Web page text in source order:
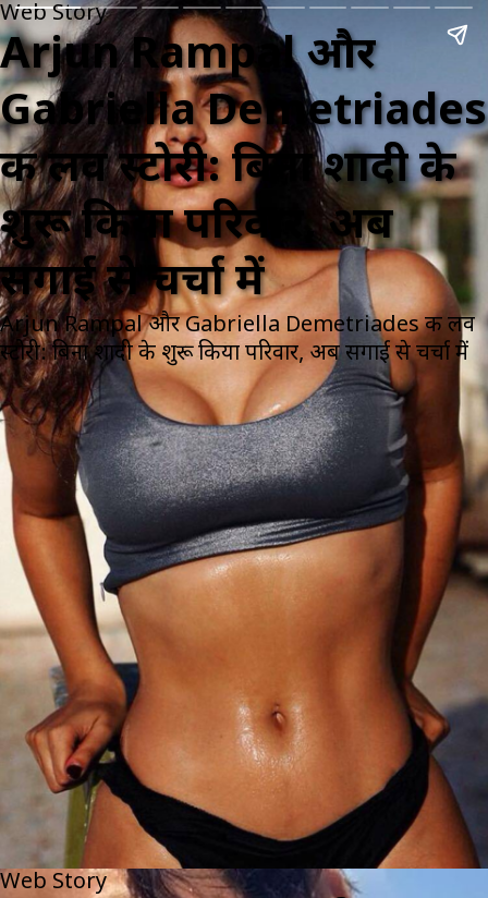
Web Story
Arjun Rampal और
Gabriella Demetriades
की लव स्टोरी: बिना शादी के
शुरू किया परिवार, अब
सगाई से चर्चा में
Arjun Rampal और Gabriella Demetriades की लव
स्टोरी: बिना शादी के शुरू किया परिवार, अब सगाई से चर्चा में